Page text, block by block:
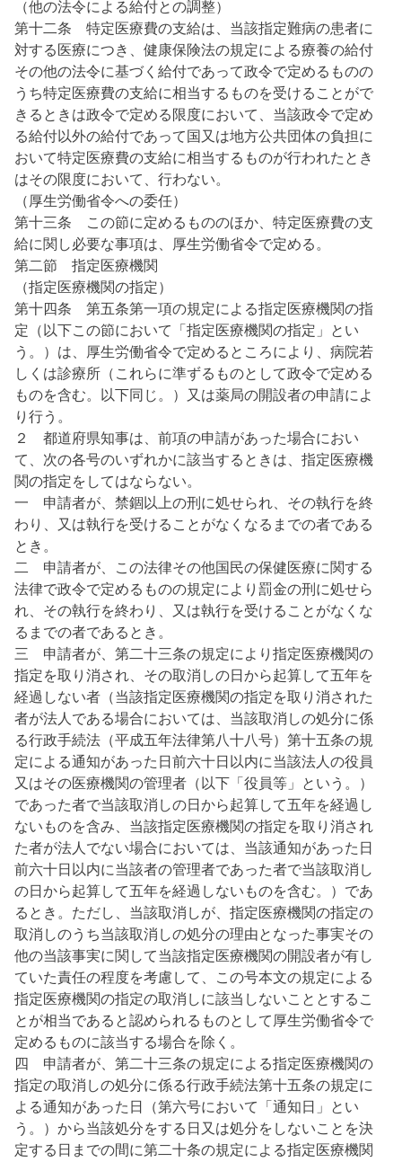
（他の法令による給付との調整）
第十二条 特定医療費の支給は、当該指定難病の患者に
対する医療につき、健康保険法の規定による療養の給付
その他の法令に基づく給付であって政令で定めるものの
うち特定医療費の支給に相当するものを受けることがで
きるときは政令で定める限度において、当該政令で定め
る給付以外の給付であって国又は地方公共団体の負担に
おいて特定医療費の支給に相当するものが行われたとき
はその限度において、行わない。
（厚生労働省令への委任）
第十三条 この節に定めるもののほか、特定医療費の支
給に関し必要な事項は、厚生労働省令で定める。
第二節 指定医療機関
（指定医療機関の指定）
第十四条 第五条第一項の規定による指定医療機関の指
定（以下この節において「指定医療機関の指定」とい
う。）は、厚生労働省令で定めるところにより、病院若
しくは診療所（これらに準ずるものとして政令で定める
ものを含む。以下同じ。）又は薬局の開設者の申請によ
り行う。
２ 都道府県知事は、前項の申請があった場合におい
て、次の各号のいずれかに該当するときは、指定医療機
関の指定をしてはならない。
一 申請者が、禁錮以上の刑に処せられ、その執行を終
わり、又は執行を受けることがなくなるまでの者である
とき。
二 申請者が、この法律その他国民の保健医療に関する
法律で政令で定めるものの規定により罰金の刑に処せら
れ、その執行を終わり、又は執行を受けることがなくな
るまでの者であるとき。
三 申請者が、第二十三条の規定により指定医療機関の
指定を取り消され、その取消しの日から起算して五年を
経過しない者（当該指定医療機関の指定を取り消された
者が法人である場合においては、当該取消しの処分に係
る行政手続法（平成五年法律第八十八号）第十五条の規
定による通知があった日前六十日以内に当該法人の役員
又はその医療機関の管理者（以下「役員等」という。）
であった者で当該取消しの日から起算して五年を経過し
ないものを含み、当該指定医療機関の指定を取り消され
た者が法人でない場合においては、当該通知があった日
前六十日以内に当該者の管理者であった者で当該取消し
の日から起算して五年を経過しないものを含む。）であ
るとき。ただし、当該取消しが、指定医療機関の指定の
取消しのうち当該取消しの処分の理由となった事実その
他の当該事実に関して当該指定医療機関の開設者が有し
ていた責任の程度を考慮して、この号本文の規定による
指定医療機関の指定の取消しに該当しないこととするこ
とが相当であると認められるものとして厚生労働省令で
定めるものに該当する場合を除く。
四 申請者が、第二十三条の規定による指定医療機関の
指定の取消しの処分に係る行政手続法第十五条の規定に
よる通知があった日（第六号において「通知日」とい
う。）から当該処分をする日又は処分をしないことを決
定する日までの間に第二十条の規定による指定医療機関